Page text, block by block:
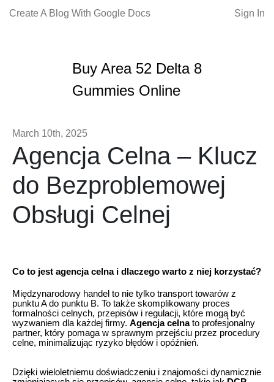
Create A Blog With Google Docs Sign In
Buy Area 52 Delta 8
Gummies Online
March 10th, 2025
Agencja Celna – Klucz
do Bezproblemowej
Obsługi Celnej
Co to jest agencja celna i dlaczego warto z niej korzystać?
Międzynarodowy handel to nie tylko transport towarów z
punktu A do punktu B. To także skomplikowany proces
formalności celnych, przepisów i regulacji, które mogą być
wyzwaniem dla każdej firmy. Agencja celnato profesjonalny
partner, który pomaga w sprawnym przejściu przez procedury
celne, minimalizując ryzyko błędów i opóźnień.
Dzięki wieloletniemu doświadczeniu i znajomości dynamicznie